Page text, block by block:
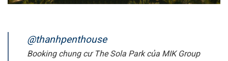
@thanhpenthouse
Booking chung cư The Sola Park của MIK Group